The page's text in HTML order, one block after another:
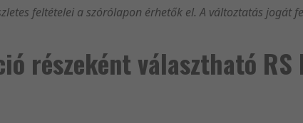
feltételei a szórólapon érhetők el. A változtatás jogát
részeként választható RS